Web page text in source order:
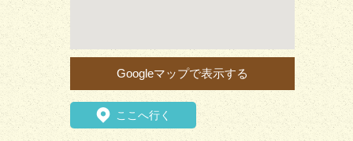
Googleマップで表示する
ここへ行く